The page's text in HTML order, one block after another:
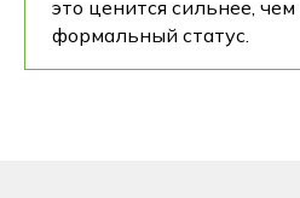
это ценится сильнее,
формальный статус.